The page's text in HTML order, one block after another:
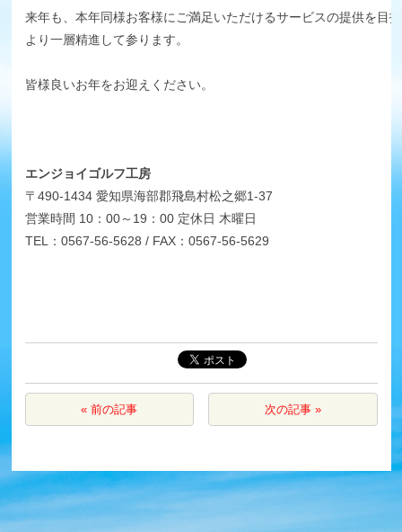
来年も、本年同様お客様にご満足いただけるサービスの提供を目
より一層精進して参ります。
皆様良いお年をお迎えください。
エンジョイゴルフ工房
〒490-1434 愛知県海部郡飛島村松之郷1-37
営業時間 10：00～19：00 定休日 木曜日
TEL：0567-56-5628 / FAX：0567-56-5629
« 前の記事 次の記事 »